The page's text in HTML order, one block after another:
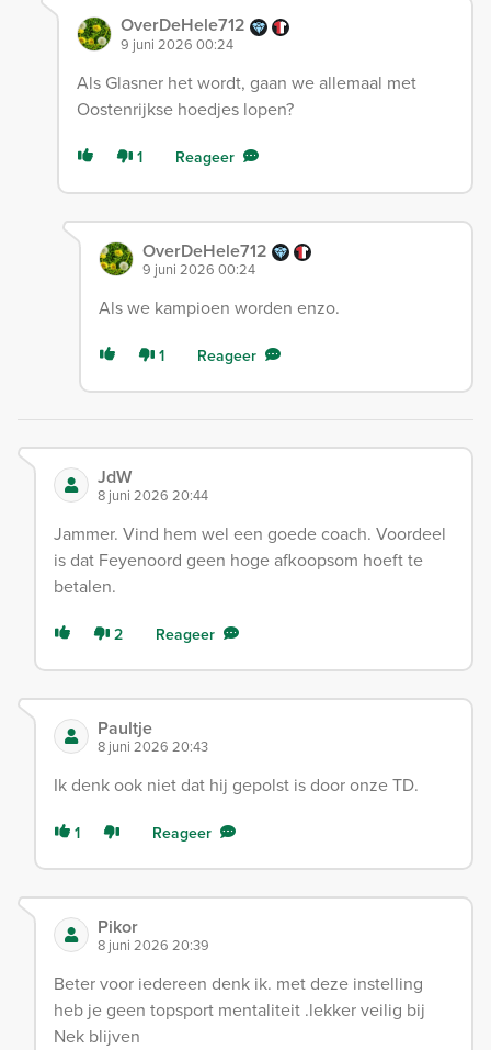
OverDeHele712
9 juni 2026 00:24
Als Glasner het wordt, gaan we allemaal met
Oostenrijkse hoedjes lopen?
1 Reageer
OverDeHele712
9 juni 2026 00:24
Als we kampioen worden enzo.
1 Reageer
JdW
8 juni 2026 20:44
Jammer. Vind hem wel een goede coach. Voordeel
is dat Feyenoord geen hoge afkoopsom hoeft te
betalen.
2 Reageer
Paultje
8 juni 2026 20:43
Ik denk ook niet dat hij gepolst is door onze TD.
1 Reageer
Pikor
8 juni 2026 20:39
Beter voor iedereen denk ik. met deze instelling
heb je geen topsport mentaliteit .lekker veilig bij
Nek blijven